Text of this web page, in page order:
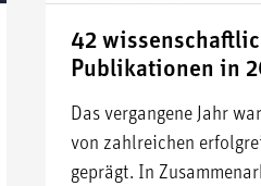
42
Publikationen in
Das vergangene Jahr
von zahlreichen
geprägt. In